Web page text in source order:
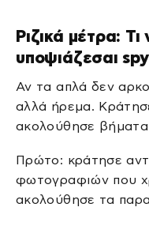
Ριζικά μέτρα:
υποψιάζεσαι
Αν τα απλά δεν
αλλά ήρεμα.
ακολούθησε βήματα
Πρώτο: κράτησε
φωτογραφιών που
ακολούθησε τα